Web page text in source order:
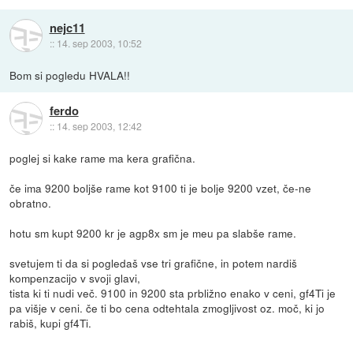
nejc11
:: 14. sep 2003, 10:52
Bom si pogledu HVALA!!
ferdo
:: 14. sep 2003, 12:42
poglej si kake rame ma kera grafična.
če ima 9200 boljše rame kot 9100 ti je bolje 9200 vzet, če-ne
obratno.
hotu sm kupt 9200 kr je agp8x sm je meu pa slabše rame.
svetujem ti da si pogledaš vse tri grafične, in potem nardiš
kompenzacijo v svoji glavi,
tista ki ti nudi več. 9100 in 9200 sta prbližno enako v ceni, gf4Ti je
pa višje v ceni. če ti bo cena odtehtala zmogljivost oz. moč, ki jo
rabiš, kupi gf4Ti.